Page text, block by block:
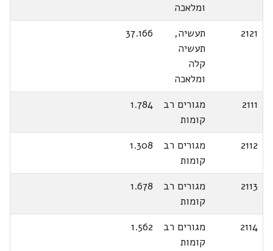
ומלאכה
2121
תעשיה,
תעשיה
קלה
ומלאכה
37.166
2111
מגורים רב
קומות
1.784
2112
מגורים רב
קומות
1.308
2113
מגורים רב
קומות
1.678
2114
מגורים רב
קומות
1.562